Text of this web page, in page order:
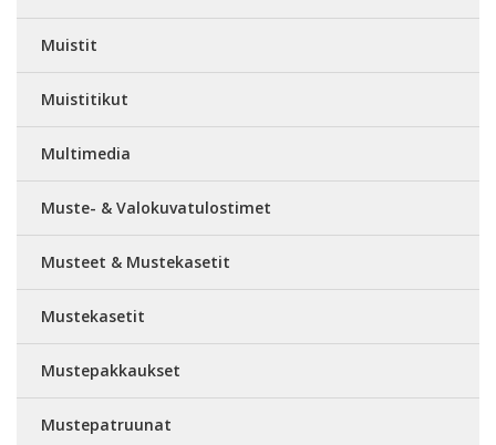
Muistit
Muistitikut
Multimedia
Muste- & Valokuvatulostimet
Musteet & Mustekasetit
Mustekasetit
Mustepakkaukset
Mustepatruunat